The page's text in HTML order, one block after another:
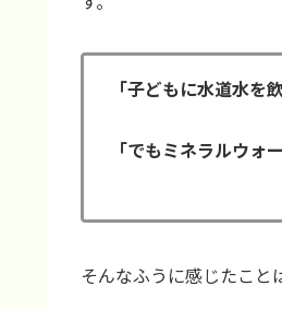
「子どもに水道水を
「でもミネラルウォ
そんなふうに感じたこと